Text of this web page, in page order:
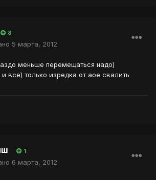
8
5 марта, 2012
меньше перемещаться надо)
все) только изредка от аое свалить
1
6 марта, 2012